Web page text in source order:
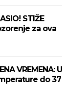
STIŽE
za ova
VREMENA: U
do 37